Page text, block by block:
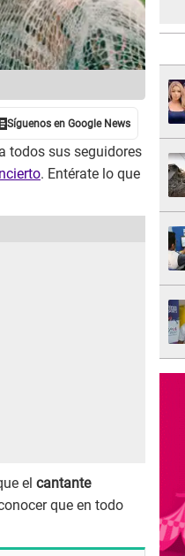
todos sus seguidores
. Entérate lo que
el cantante
que en todo